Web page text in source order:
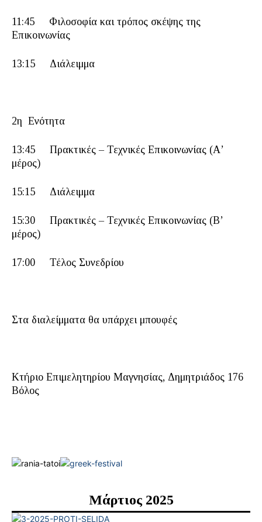
11:45 Φιλοσοφία και τρόπος σκέψης της
Επικοινωνίας
13:15 Διάλειμμα
2η Ενότητα
13:45 Πρακτικές – Τεχνικές Επικοινωνίας (Α’
μέρος)
15:15 Διάλειμμα
15:30 Πρακτικές – Τεχνικές Επικοινωνίας (Β’
μέρος)
17:00 Τέλος Συνεδρίου
Στα διαλείμματα θα υπάρχει μπουφές
Κτήριο Επιμελητηρίου Μαγνησίας, Δημητριάδος 176
Βόλος
Μάρτιος 2025